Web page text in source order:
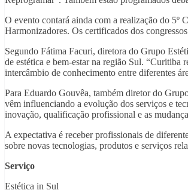
O evento contará ainda com a realização do 5º
Harmonizadores. Os certificados dos
Segundo Fátima Facuri, diretora do Grupo
de estética e bem-estar na região Sul. “Curitiba
intercâmbio de conhecimento entre diferentes
Para Eduardo Gouvêa, também diretor do
vêm influenciando a evolução dos serviços e
inovação, qualificação profissional e as
A expectativa é receber profissionais de
sobre novas tecnologias, produtos e serviços
Serviço
Estética in Sul